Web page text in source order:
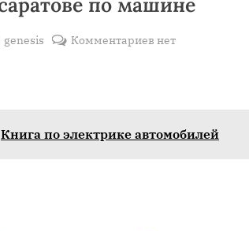
By
genesis Комментариев к
по
нет
Книга по электрике автомобилей